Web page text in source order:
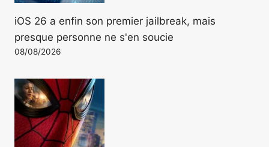
iOS 26 a enfin son premier jailbreak, mais
presque personne ne s'en soucie
08/08/2026